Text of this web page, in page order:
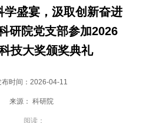
学盛宴，汲取创新奋进
院党支部参加2026
技大奖颁奖典礼
布时间：2026-04-11
来源： 科研院
阅读：